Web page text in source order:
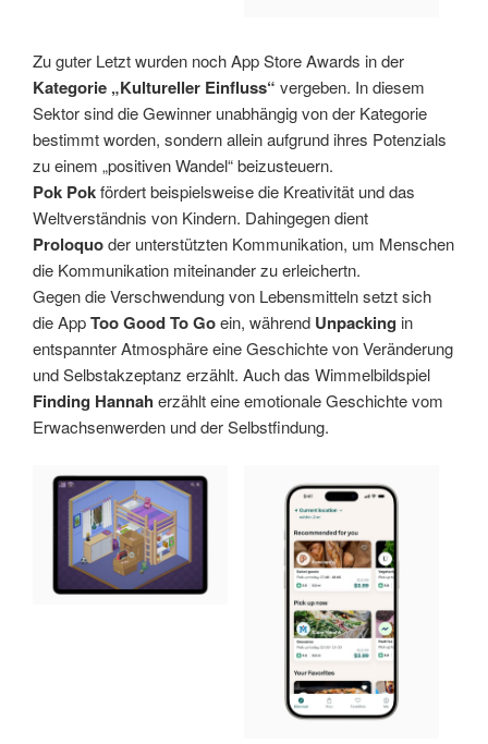
Zu guter Letzt wurden noch App Store Awards in der
Kategorie „Kultureller Einfluss“ vergeben. In diesem
Sektor sind die Gewinner unabhängig von der Kategorie
bestimmt worden, sondern allein aufgrund ihres Potenzials
zu einem „positiven Wandel“ beizusteuern.
Pok Pokfördert beispielsweise die Kreativität und das
Weltverständnis von Kindern. Dahingegen dient
Proloquoder unterstützten Kommunikation, um Menschen
die Kommunikation miteinander zu erleichertn.
Gegen die Verschwendung von Lebensmitteln setzt sich
die AppToo Good To Goein, während Unpacking in
entspannter Atmosphäre eine Geschichte von Veränderung
und Selbstakzeptanz erzählt. Auch das Wimmelbildspiel
Finding Hannah erzählt eine emotionale Geschichte vom
Erwachsenwerden und der Selbstfindung.